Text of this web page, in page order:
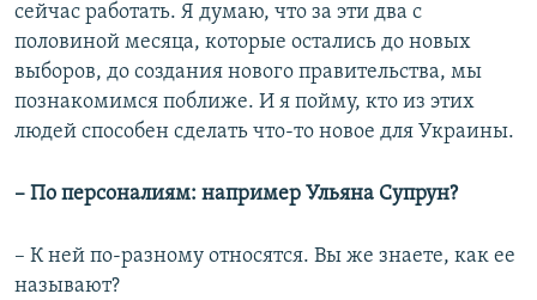
сейчас работать. Я думаю, что за эти два с
половиной месяца, которые остались до новых
выборов, до создания нового правительства, мы
познакомимся поближе. И я пойму, кто из этих
людей способен сделать что-то новое для Украины.
– По персоналиям: например Ульяна Супрун?
– К ней по-разному относятся. Вы же знаете, как ее
называют?